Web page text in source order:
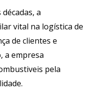
a
vital na logística de
de clientes e
a empresa
pela